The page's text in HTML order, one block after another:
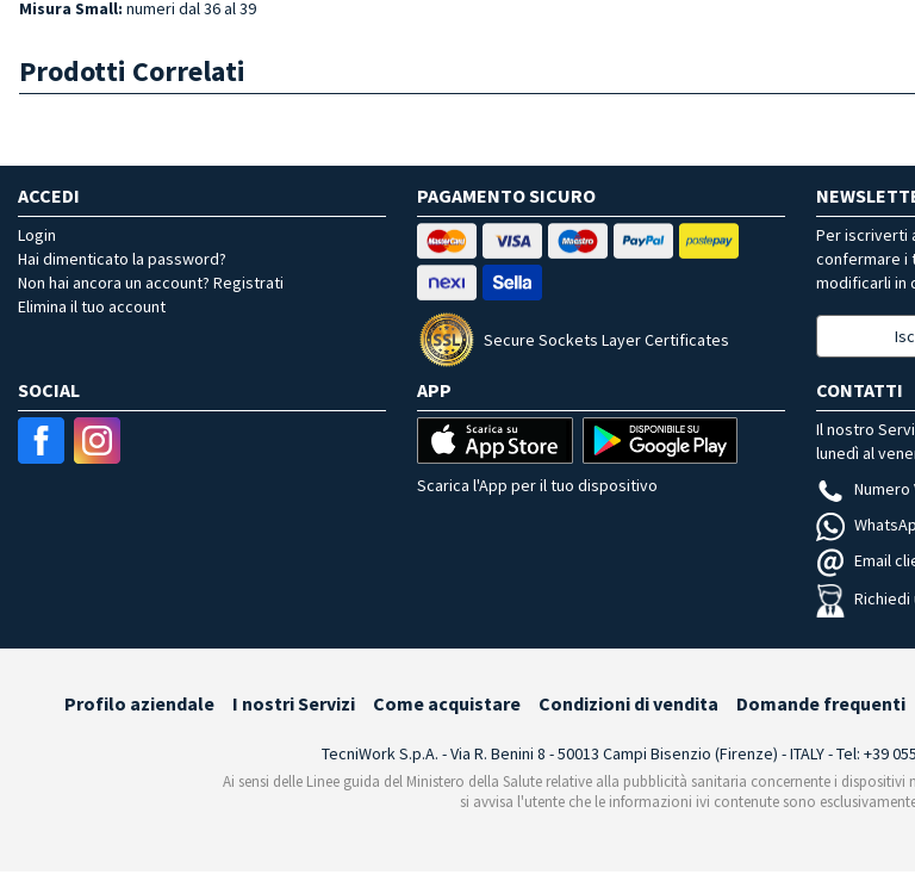
Misura Small: numeri dal 36 al 39
Prodotti Correlati
ACCEDI
Login
Hai dimenticato la password?
Non hai ancora un account? Registrati
Elimina il tuo account
PAGAMENTO SICURO
Secure Sockets Layer Certificates
Per iscriverti
confermare i
modificarli in
SOCIAL APP
Scarica l'App per il tuo dispositivo
CONTATTI
Il nostro
lunedì al
Numero
Email
Profilo aziendale I nostri Servizi Come acquistare Condizioni di vendita Domande frequenti
TecniWork S.p.A. - Via R. Benini 8 - 50013 Campi Bisenzio (Firenze) - ITALY - Tel: +39
Ai sensi delle Linee guida del Ministero della Salute relative alla pubblicità sanitaria concernente i
si avvisa l'utente che le informazioni ivi contenute sono